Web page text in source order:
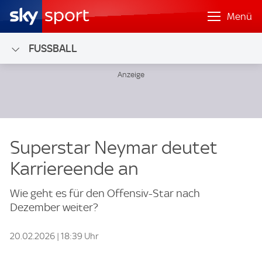
Menü
FUSSBALL
Superstar Neymar deutet
Karriereende an
Wie geht es für den Offensiv-Star nach
Dezember weiter?
20.02.2026 | 18:39 Uhr